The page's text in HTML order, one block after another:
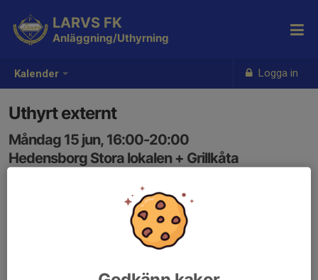
Kalender Logga in
LARVS FK
Anläggning/Uthyrning
Uthyrt externt
Måndag 15 jun, 16:00-20:00
Hedensborg Stora lokalen + Grillkåta